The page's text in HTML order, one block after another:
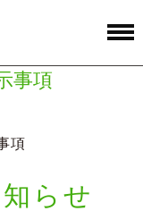
事項
項
らせ